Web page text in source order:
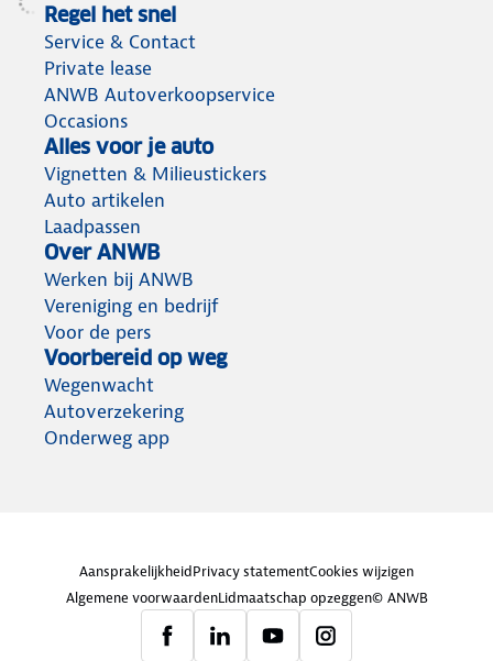
Regel het snel
Service & Contact
Private lease
ANWB Autoverkoopservice
Occasions
Alles voor je auto
Vignetten & Milieustickers
Auto artikelen
Laadpassen
Over ANWB
Werken bij ANWB
Vereniging en bedrijf
Voor de pers
Voorbereid op weg
Wegenwacht
Autoverzekering
Onderweg app
AansprakelijkheidPrivacy statementCookies wijzigen
Algemene voorwaardenLidmaatschap opzeggen© ANWB